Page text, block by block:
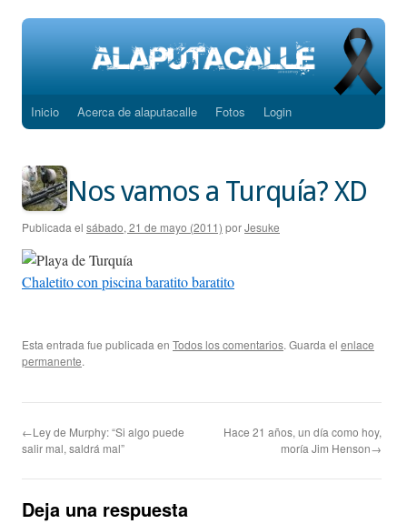
Saltar
contenido
Inicio Acerca de alaputacalle Fotos Login
Nos vamos a Turquía? XD
Publicada el sábado, 21 de mayo (2011) porJesuke
Chaletito con piscina baratito baratito
Esta entrada fue publicada en Todos los comentarios. Guarda el enlace
permanente.
←Ley de Murphy: “Si algo puede
salir mal, saldrá mal”
Hace 21 años, un día como hoy,
moría Jim Henson→
Deja una respuesta